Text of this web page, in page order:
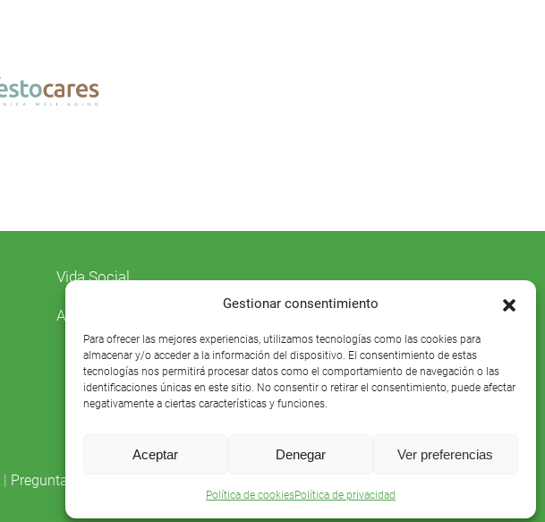
Gestionar consentimiento
Para ofrecer las mejores experiencias, utilizamos tecnologías como las cookies para
almacenar y/o acceder a la información del dispositivo. El consentimiento de estas
tecnologías nos permitirá procesar datos como el comportamiento de navegación o las
identificaciones únicas en este sitio. No consentir o retirar el consentimiento, puede afectar
negativamente a ciertas características y funciones.
Aceptar Denegar Ver preferencias
Política de cookiesPolítica de privacidad
Vida Social
Agenda
| Preguntas frecuentes